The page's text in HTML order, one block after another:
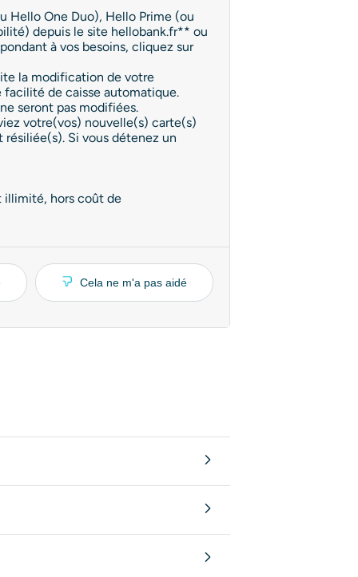
Hello One Duo), Hello Prime (ou
depuis le site hellobank.fr** ou
à vos besoins, cliquez sur
la modification de votre
de caisse automatique.
seront pas modifiées.
votre(vos) nouvelle(s) carte(s)
Si vous détenez un
illimité, hors coût de
Cela ne m'a pas aidé